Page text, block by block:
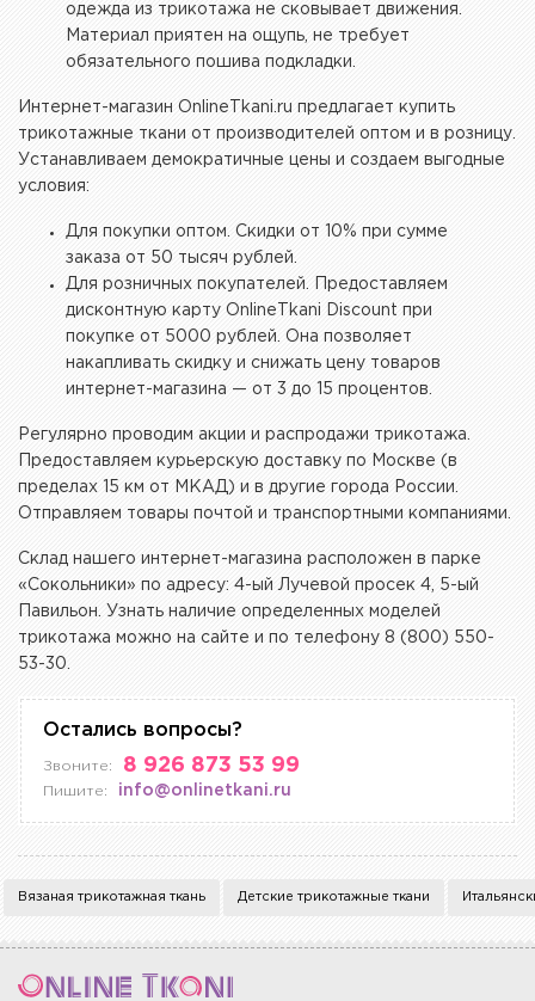
одежда из трикотажа не сковывает движения.
Материал приятен на ощупь, не требует
обязательного пошива подкладки.
Интернет-магазин OnlineTkani.ru предлагает купить
трикотажные ткани от производителей оптом и в розницу.
Устанавливаем демократичные цены и создаем выгодные
условия:
Для покупки оптом. Скидки от 10% при сумме
заказа от 50 тысяч рублей.
Для розничных покупателей. Предоставляем
дисконтную карту OnlineTkani Discount при
покупке от 5000 рублей. Она позволяет
накапливать скидку и снижать цену товаров
интернет-магазина — от 3 до 15 процентов.
Регулярно проводим акции и распродажи трикотажа.
Предоставляем курьерскую доставку по Москве (в
пределах 15 км от МКАД) и в другие города России.
Отправляем товары почтой и транспортными компаниями.
Склад нашего интернет-магазина расположен в парке
«‎Сокольники» по адресу: 4-ый Лучевой просек 4, 5-ый
Павильон. Узнать наличие определенных моделей
трикотажа можно на сайте и по телефону 8 (800) 550-
53-30.
Остались вопросы?
Звоните: 8 926 873 53 99
Пишите: info@onlinetkani.ru
Вязаная трикотажная ткань Детские трикотажные ткани